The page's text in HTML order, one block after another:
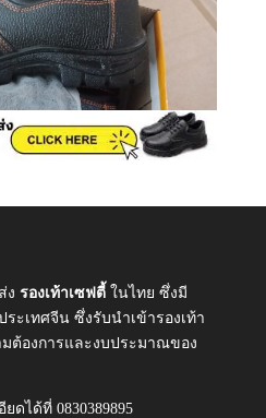
ง รองเท้าเซฟตี้ ในไทย ซึ่งมี
ะเทศจีน ซึ่งรับนำเข้ารองเท้า
ต้องการและงบประมาณของ
ดได้ที่ 0830389895